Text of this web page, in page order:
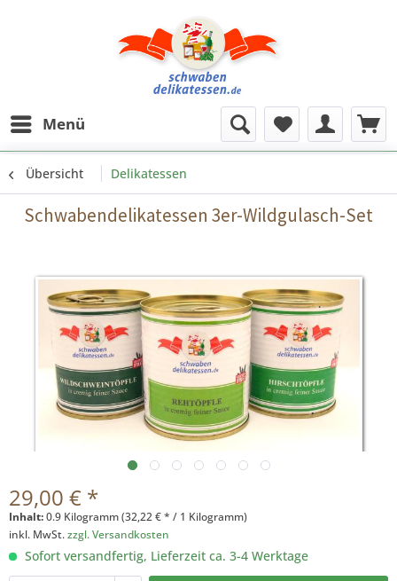
Menü
Übersicht Delikatessen
Schwabendelikatessen 3er-Wildgulasch-Set
29,00 € *
Inhalt:0.9 Kilogramm (32,22 € * / 1 Kilogramm)
inkl. MwSt.zzgl. Versandkosten
Sofort versandfertig, Lieferzeit ca. 3-4 Werktage